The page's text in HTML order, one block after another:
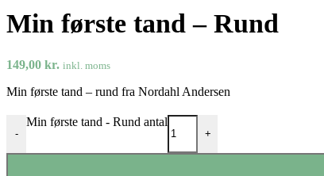
Min første tand – Rund
149,00 kr. inkl. moms
Min første tand – rund fra Nordahl Andersen
-
Min første tand - Rund antal
+